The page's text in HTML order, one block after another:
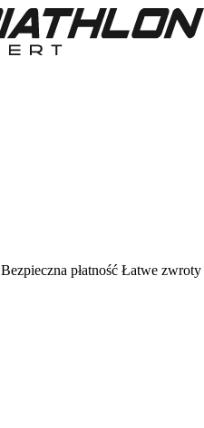
Bezpieczna płatność Łatwe zwroty